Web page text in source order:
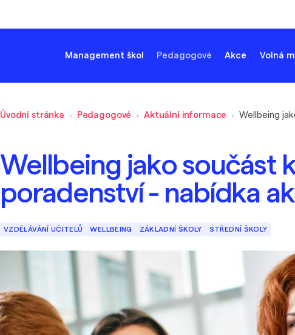
Management škol Pedagogové Akce Volná
Úvodní stránka Pedagogové Aktuální informace
Wellbeing jako součást
poradenství - nabídka
VZDĚLÁVÁNÍ UČITELŮ WELLBEING ZÁKLADNÍ ŠKOLY STŘEDNÍ ŠKOLY